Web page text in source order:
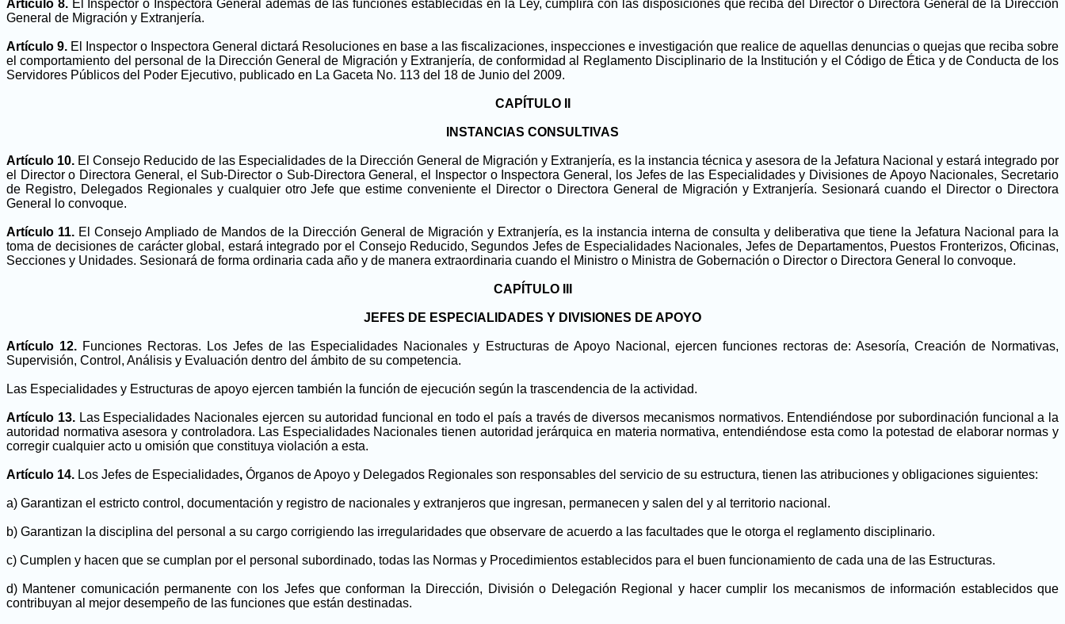
Artículo 8. El Inspector o Inspectora General además de las funciones establecidas en la Ley, cumplirá con las disposiciones que reciba del Director o Directora General de la Dirección
General de Migración y Extranjería.
Artículo 9. El Inspector o Inspectora General dictará Resoluciones en base a las fiscalizaciones, inspecciones e investigación que realice de aquellas denuncias o quejas que reciba sobre
el comportamiento del personal de la Dirección General de Migración y Extranjería, de conformidad al Reglamento Disciplinario de la Institución y el Código de Ética y de Conducta de los
Servidores Públicos del Poder Ejecutivo, publicado en La Gaceta No. 113 del 18 de Junio del 2009.
CAPÍTULO II
INSTANCIAS CONSULTIVAS
Artículo 10. El Consejo Reducido de las Especialidades de la Dirección General de Migración y Extranjería, es la instancia técnica y asesora de la Jefatura Nacional y estará integrado por
el Director o Directora General, el Sub-Director o Sub-Directora General, el Inspector o Inspectora General, los Jefes de las Especialidades y Divisiones de Apoyo Nacionales, Secretario
de Registro, Delegados Regionales y cualquier otro Jefe que estime conveniente el Director o Directora General de Migración y Extranjería. Sesionará cuando el Director o Directora
General lo convoque.
Artículo 11. El Consejo Ampliado de Mandos de la Dirección General de Migración y Extranjería, es la instancia interna de consulta y deliberativa que tiene la Jefatura Nacional para la
toma de decisiones de carácter global, estará integrado por el Consejo Reducido, Segundos Jefes de Especialidades Nacionales, Jefes de Departamentos, Puestos Fronterizos, Oficinas,
Secciones y Unidades. Sesionará de forma ordinaria cada año y de manera extraordinaria cuando el Ministro o Ministra de Gobernación o Director o Directora General lo convoque.
CAPÍTULO III
JEFES DE ESPECIALIDADES Y DIVISIONES DE APOYO
Artículo 12. Funciones Rectoras. Los Jefes de las Especialidades Nacionales y Estructuras de Apoyo Nacional, ejercen funciones rectoras de: Asesoría, Creación de Normativas,
Supervisión, Control, Análisis y Evaluación dentro del ámbito de su competencia.
Las Especialidades y Estructuras de apoyo ejercen también la función de ejecución según la trascendencia de la actividad.
Artículo 13. Las Especialidades Nacionales ejercen su autoridad funcional en todo el país a través de diversos mecanismos normativos. Entendiéndose por subordinación funcional a la
autoridad normativa asesora y controladora. Las Especialidades Nacionales tienen autoridad jerárquica en materia normativa, entendiéndose esta como la potestad de elaborar normas y
corregir cualquier acto u omisión que constituya violación a esta.
Artículo 14. Los Jefes de Especialidades, Órganos de Apoyo y Delegados Regionales son responsables del servicio de su estructura, tienen las atribuciones y obligaciones siguientes:
a) Garantizan el estricto control, documentación y registro de nacionales y extranjeros que ingresan, permanecen y salen del y al territorio nacional.
b) Garantizan la disciplina del personal a su cargo corrigiendo las irregularidades que observare de acuerdo a las facultades que le otorga el reglamento disciplinario.
c) Cumplen y hacen que se cumplan por el personal subordinado, todas las Normas y Procedimientos establecidos para el buen funcionamiento de cada una de las Estructuras.
d) Mantener comunicación permanente con los Jefes que conforman la Dirección, División o Delegación Regional y hacer cumplir los mecanismos de información establecidos que
contribuyan al mejor desempeño de las funciones que están destinadas.